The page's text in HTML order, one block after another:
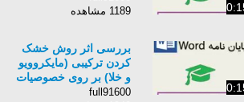
1189 مشاهده
بررسی اثر روش خشک
کردن ترکیبی (مایکروویو
و خلا) بر روی خصوصیات
کیفی ازگیل ژاپنی
full91600